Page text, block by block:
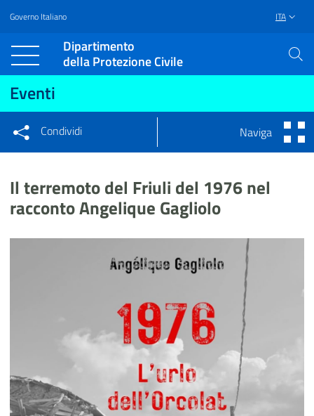
Vai al contenuto principale
Raggiungi il piè di pagina
Governo Italiano ITA
Dipartimento
della Protezione Civile
Eventi
Condividi su Facebook
Condividi su LinkedIn
Condividi
Condividi sui social network
Naviga
Il terremoto del Friuli del 1976 nel
racconto Angelique Gagliolo